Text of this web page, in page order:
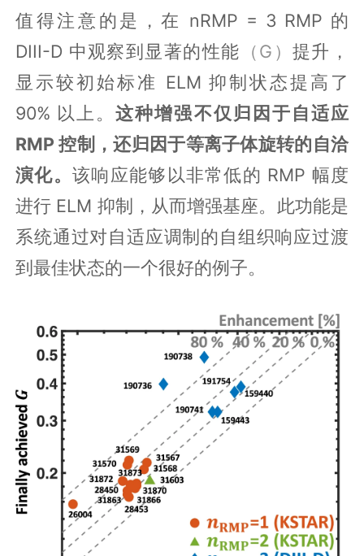
值得注意的是，在 nRMP = 3 RMP 的
DIII-D 中观察到显著的性能 （G） 提升，
显示较初始标准 ELM 抑制状态提高了
90% 以上。这种增强不仅归因于自适应
RMP 控制，还归因于等离子体旋转的自洽
演化。该响应能够以非常低的 RMP 幅度
进行 ELM 抑制，从而增强基座。此功能是
系统通过对自适应调制的自组织响应过渡
到最佳状态的一个很好的例子。